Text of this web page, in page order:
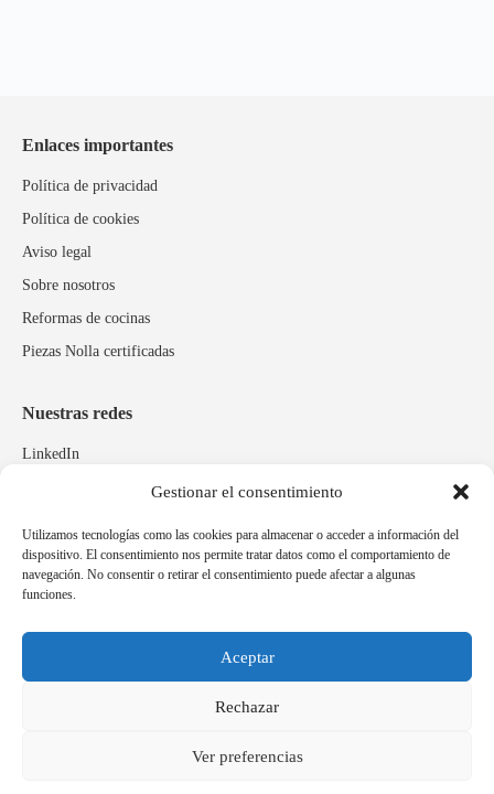
Gestionar el consentimiento
Utilizamos tecnologías como las cookies para almacenar o acceder a información del
dispositivo. El consentimiento nos permite tratar datos como el comportamiento de
navegación. No consentir o retirar el consentimiento puede afectar a algunas
funciones.
Aceptar
Rechazar
Ver preferencias
Enlaces importantes
Política de privacidad
Política de cookies
Aviso legal
Sobre nosotros
Reformas de cocinas
Piezas Nolla certificadas
Nuestras redes
LinkedIn
Marcas relacionadas